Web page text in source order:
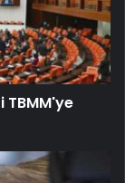
TBMM'ye